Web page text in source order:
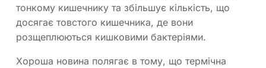
тонкому кишечнику та збільшує кількість, що
досягає товстого кишечника, де вони
розщеплюються кишковими бактеріями.
Хороша новина полягає в тому, що термічна